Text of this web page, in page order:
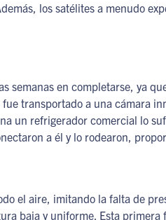
los satélites a menudo
semanas en completarse, ya
transportado a una cámara
un refrigerador comercial lo
a él y lo rodearon,
el aire, imitando la falta de
baja y uniforme. Esta